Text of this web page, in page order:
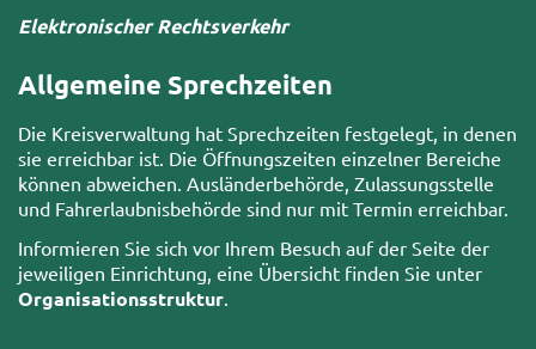
Elektronischer Rechtsverkehr
Allgemeine Sprechzeiten
Die Kreisverwaltung hat Sprechzeiten festgelegt, in denen
sie erreichbar ist. Die Öffnungszeiten einzelner Bereiche
können abweichen. Ausländerbehörde, Zulassungsstelle
und Fahrerlaubnisbehörde sind nur mit Termin erreichbar.
Informieren Sie sich vor Ihrem Besuch auf der Seite der
jeweiligen Einrichtung, eine Übersicht finden Sie unter
Organisationsstruktur.